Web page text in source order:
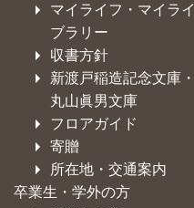
マイライフ・マイライ
ブラリー
収書方針
新渡戸稲造記念文庫・
丸山眞男文庫
フロアガイド
寄贈
所在地・交通案内
卒業生・学外の方